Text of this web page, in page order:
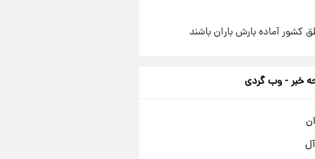
کشور آماده بارش باران باشند
خبر - وب گردی